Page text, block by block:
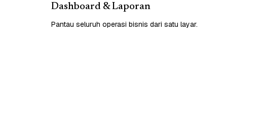
Dashboard & Laporan
Pantau seluruh operasi bisnis dari satu layar.